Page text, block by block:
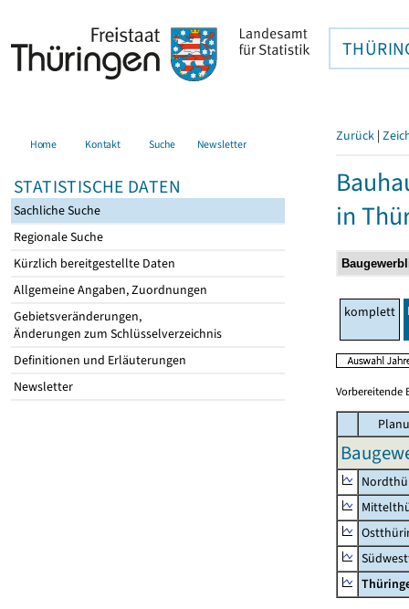
Home Kontakt Suche Newsletter
STATISTISCHE DATEN
Sachliche Suche
Regionale Suche
Kürzlich bereitgestellte Daten
Allgemeine Angaben, Zuordnungen
Gebietsveränderungen,
Änderungen zum Schlüsselverzeichnis
Definitionen und Erläuterungen
Newsletter
Zurück |
in
komplett
Vorbereitende